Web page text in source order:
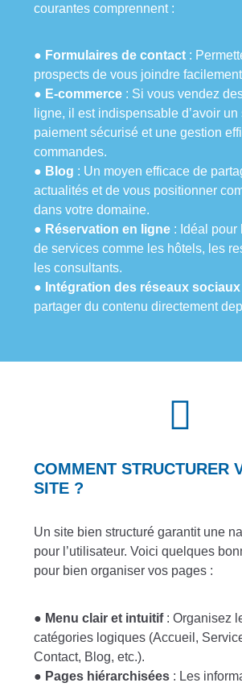
courantes comprennent :
● Formulaires de contact :
prospects de vous joindre
● E-commerce : Si vous vendez
ligne, il est indispensable d’avoir
paiement sécurisé et une gestion
commandes.
● Blog : Un moyen efficace de
actualités et de vous positionner
dans votre domaine.
● Réservation en ligne : Idéal pour
de services comme les hôtels, les
les consultants.
● Intégration des réseaux sociaux
partager du contenu directement
COMMENT STRUCTURER
SITE ?
Un site bien structuré garantit une
pour l’utilisateur. Voici quelques
pour bien organiser vos pages :
● Menu clair et intuitif: Organisez
catégories logiques (Accueil,
Contact, Blog, etc.).
● Pages hiérarchisées : Les